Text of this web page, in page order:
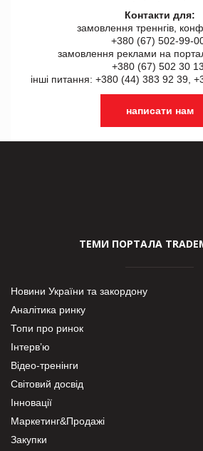
Контакти для:
замовлення треннгів,
+380 (67) 502-99-
замовлення реклами на
+380 (67) 502 30 13,
інші питання: +380 (44) 383 92 39,
написати нам
ТЕМИ ПОРТАЛА
Новини України та закордону
Аналітика ринку
Топи про ринок
Інтерв’ю
Відео-тренінги
Світовий досвід
Інновації
Маркетинг&Продажі
Закупки